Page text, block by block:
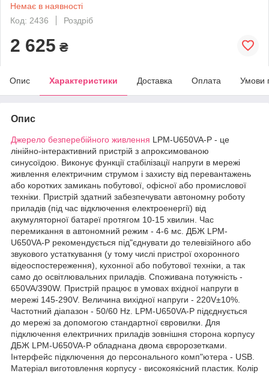
Немає в наявності
Код: 2436
Роздріб
2 625 ₴
Опис Характеристики Доставка Оплата Умови
Опис
Джерело безперебійного живлення LPM-U650VA-Р - це
лінійно-інтерактивний пристрій з апроксимованою
синусоїдою. Виконує функції стабілізації напруги в мережі
живлення електричним струмом і захисту від перевантажень
або коротких замикань побутової, офісної або промислової
техніки. Пристрій здатний забезпечувати автономну роботу
приладів (під час відключення електроенергії) від
акумуляторної батареї протягом 10-15 хвилин. Час
перемикання в автономний режим - 4-6 мс. ДБЖ LPM-
U650VA-Р рекомендується під"єднувати до телевізійного або
звукового устаткування (у тому числі пристрої охоронного
відеоспостереження), кухонної або побутової техніки, а так
само до освітлювальних приладів. Споживана потужність -
650VA/390W. Пристрій працює в умовах вхідної напруги в
мережі 145-290V. Величина вихідної напруги - 220V±10%.
Частотний діапазон - 50/60 Hz. LPM-U650VA-Р підєднується
до мережі за допомогою стандартної євровилки. Для
підключення електричних приладів зовнішня сторона корпусу
ДБЖ LPM-U650VA-Р обладнана двома євророзетками.
Інтерфейс підключення до персонального комп"ютера - USB.
Матеріал виготовлення корпусу - високоякісний пластик. Колір